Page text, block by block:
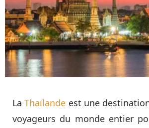
LaThaïlande est une
voyageurs du monde entier